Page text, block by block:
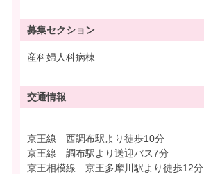
募集セクション
産科婦人科病棟
交通情報
京王線 西調布駅より徒歩10分
京王線 調布駅より送迎バス7分
京王相模線 京王多摩川駅より徒歩12分